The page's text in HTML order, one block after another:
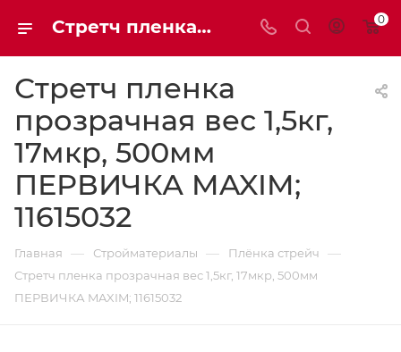
Стретч пленка прозрачная вес 1,5кг, 17мкр, 500мм ПЕРВИЧКА MAXIM; 11615032 | Мaxim-stroy 0
Стретч пленка
прозрачная вес 1,5кг,
17мкр, 500мм
ПЕРВИЧКА MAXIM;
11615032
Главная — Стройматериалы — Плёнка стрейч —
Стретч пленка прозрачная вес 1,5кг, 17мкр, 500мм
ПЕРВИЧКА MAXIM; 11615032